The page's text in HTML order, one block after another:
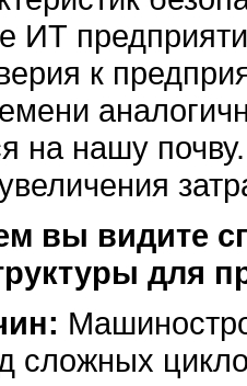
ИТ
к
на нашу
вы видите
для
сложных